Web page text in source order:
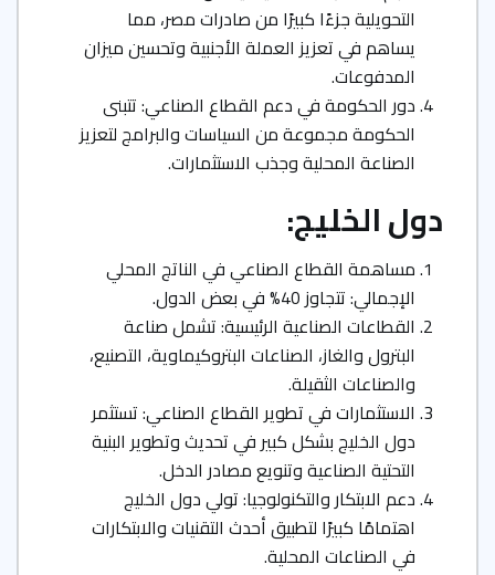
التحويلية جزءًا كبيرًا من صادرات مصر، مما
يساهم في تعزيز العملة الأجنبية وتحسين ميزان
المدفوعات.
دور الحكومة في دعم القطاع الصناعي: تتبنى
الحكومة مجموعة من السياسات والبرامج لتعزيز
الصناعة المحلية وجذب الاستثمارات.
دول الخليج:
مساهمة القطاع الصناعي في الناتج المحلي
الإجمالي: تتجاوز 40% في بعض الدول.
القطاعات الصناعية الرئيسية: تشمل صناعة
البترول والغاز، الصناعات البتروكيماوية، التصنيع،
والصناعات الثقيلة.
الاستثمارات في تطوير القطاع الصناعي: تستثمر
دول الخليج بشكل كبير في تحديث وتطوير البنية
التحتية الصناعية وتنويع مصادر الدخل.
دعم الابتكار والتكنولوجيا: تولي دول الخليج
اهتمامًا كبيرًا لتطبيق أحدث التقنيات والابتكارات
في الصناعات المحلية.